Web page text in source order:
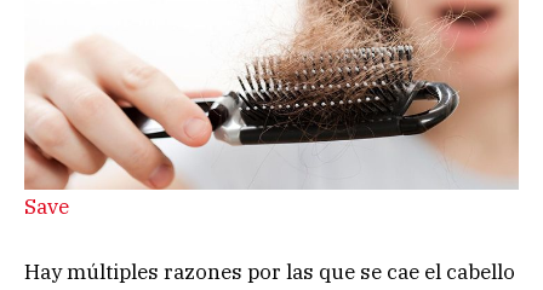
Save
Hay múltiples razones por las que se cae el cabello